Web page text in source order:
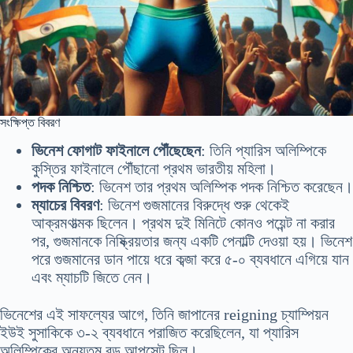
সংক্ষিপ্ত বিবরণ
ভিনেশ ফোগাট ফাইনালে পৌঁছেছেন: তিনি প্যারিস অলিম্পিকে
কুস্তির ফাইনালে পৌঁছানো প্রথম ভারতীয় মহিলা।
পদক নিশ্চিত: ভিনেশ তার প্রথম অলিম্পিক পদক নিশ্চিত করেছেন।
ম্যাচের বিবরণ: ভিনেশ গুজমানের বিরুদ্ধে শুরু থেকেই
আক্রমণাত্মক ছিলেন। প্রথম দুই মিনিটে কোনও পয়েন্ট না করার
পর, গুজমানকে নিষ্ক্রিয়তার জন্য একটি পেনাল্টি দেওয়া হয়। ভিনেশ
পরে গুজমানের ডান পায়ে ধরে কব্জা করে ৫-০ ব্যবধানে এগিয়ে যান
এবং ম্যাচটি জিতে নেন।
ভিনেশের এই সাফল্যের আগে, তিনি জাপানের reigning চ্যাম্পিয়ন
ইউই সুসাকিকে ৩-২ ব্যবধানে পরাজিত করেছিলেন, যা প্যারিস